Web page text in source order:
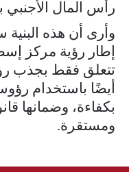
رأس المال الأجنبي
وأرى أن هذه
إطار رؤية مركز
تتعلق فقط بجذب
أيضًا باستخدام
بكفاءة، وضمانها
ومستقرة.